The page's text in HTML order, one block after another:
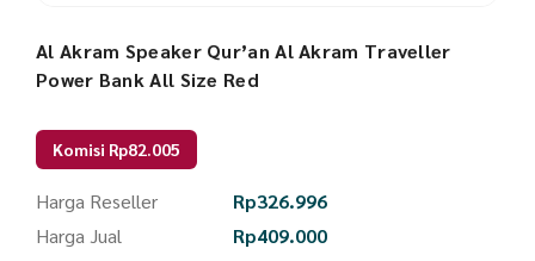
Al Akram Speaker Qur’an Al Akram Traveller
Power Bank All Size Red
Komisi Rp82.005
Harga Reseller Rp326.996
Harga Jual
Rp409.000